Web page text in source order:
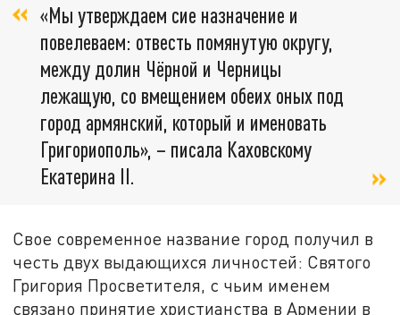
«Мы утверждаем сие назначение и
повелеваем: отвесть помянутую округу,
между долин Чёрной и Черницы
лежащую, со вмещением обеих оных под
город армянский, который и именовать
Григориополь», – писала Каховскому
Екатерина II.
Свое современное название город получил в
честь двух выдающихся личностей: Святого
Григория Просветителя, с чьим именем
связано принятие христианства в Армении в